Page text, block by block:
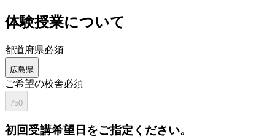
体験授業について
都道府県必須
広島県
ご希望の校舎必須
750
初回受講希望日をご指定ください。